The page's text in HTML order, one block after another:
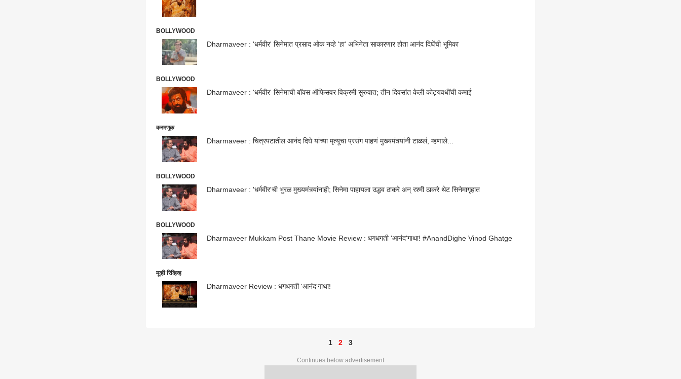
BOLLYWOOD
Dharmaveer : 'धर्मवीर' सिनेमात प्रसाद ओक नव्हे 'हा' अभिनेता साकारणार होता आनंद दिघेंची भूमिका
BOLLYWOOD
Dharmaveer : 'धर्मवीर' सिनेमाची बॉक्स ऑफिसवर विक्रमी सुरुवात; तीन दिवसांत केली कोट्यवधींची कमाई
करमणूक
Dharmaveer : चित्रपटातील आनंद दिघे यांच्या मृत्यूचा प्रसंग पाहणं मुख्यमंत्र्यांनी टाळलं, म्हणाले...
BOLLYWOOD
Dharmaveer : 'धर्मवीर'ची भुरळ मुख्यमंत्र्यांनाही; सिनेमा पाहायला उद्धव ठाकरे अन् रश्मी ठाकरे थेट सिनेमागृहात
BOLLYWOOD
Dharmaveer Mukkam Post Thane Movie Review : धगधगती 'आनंद'गाथा! #AnandDighe Vinod Ghatge
मूव्ही रिव्हिव्ह
Dharmaveer Review : धगधगती 'आनंद'गाथा!
1 2 3
Continues below advertisement